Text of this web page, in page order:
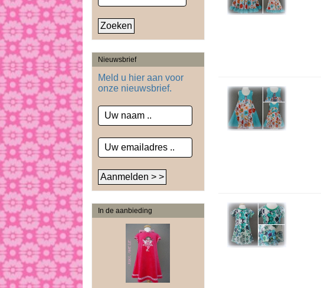
Nieuwsbrief
Meld u hier aan voor
onze nieuwsbrief.
In de aanbieding